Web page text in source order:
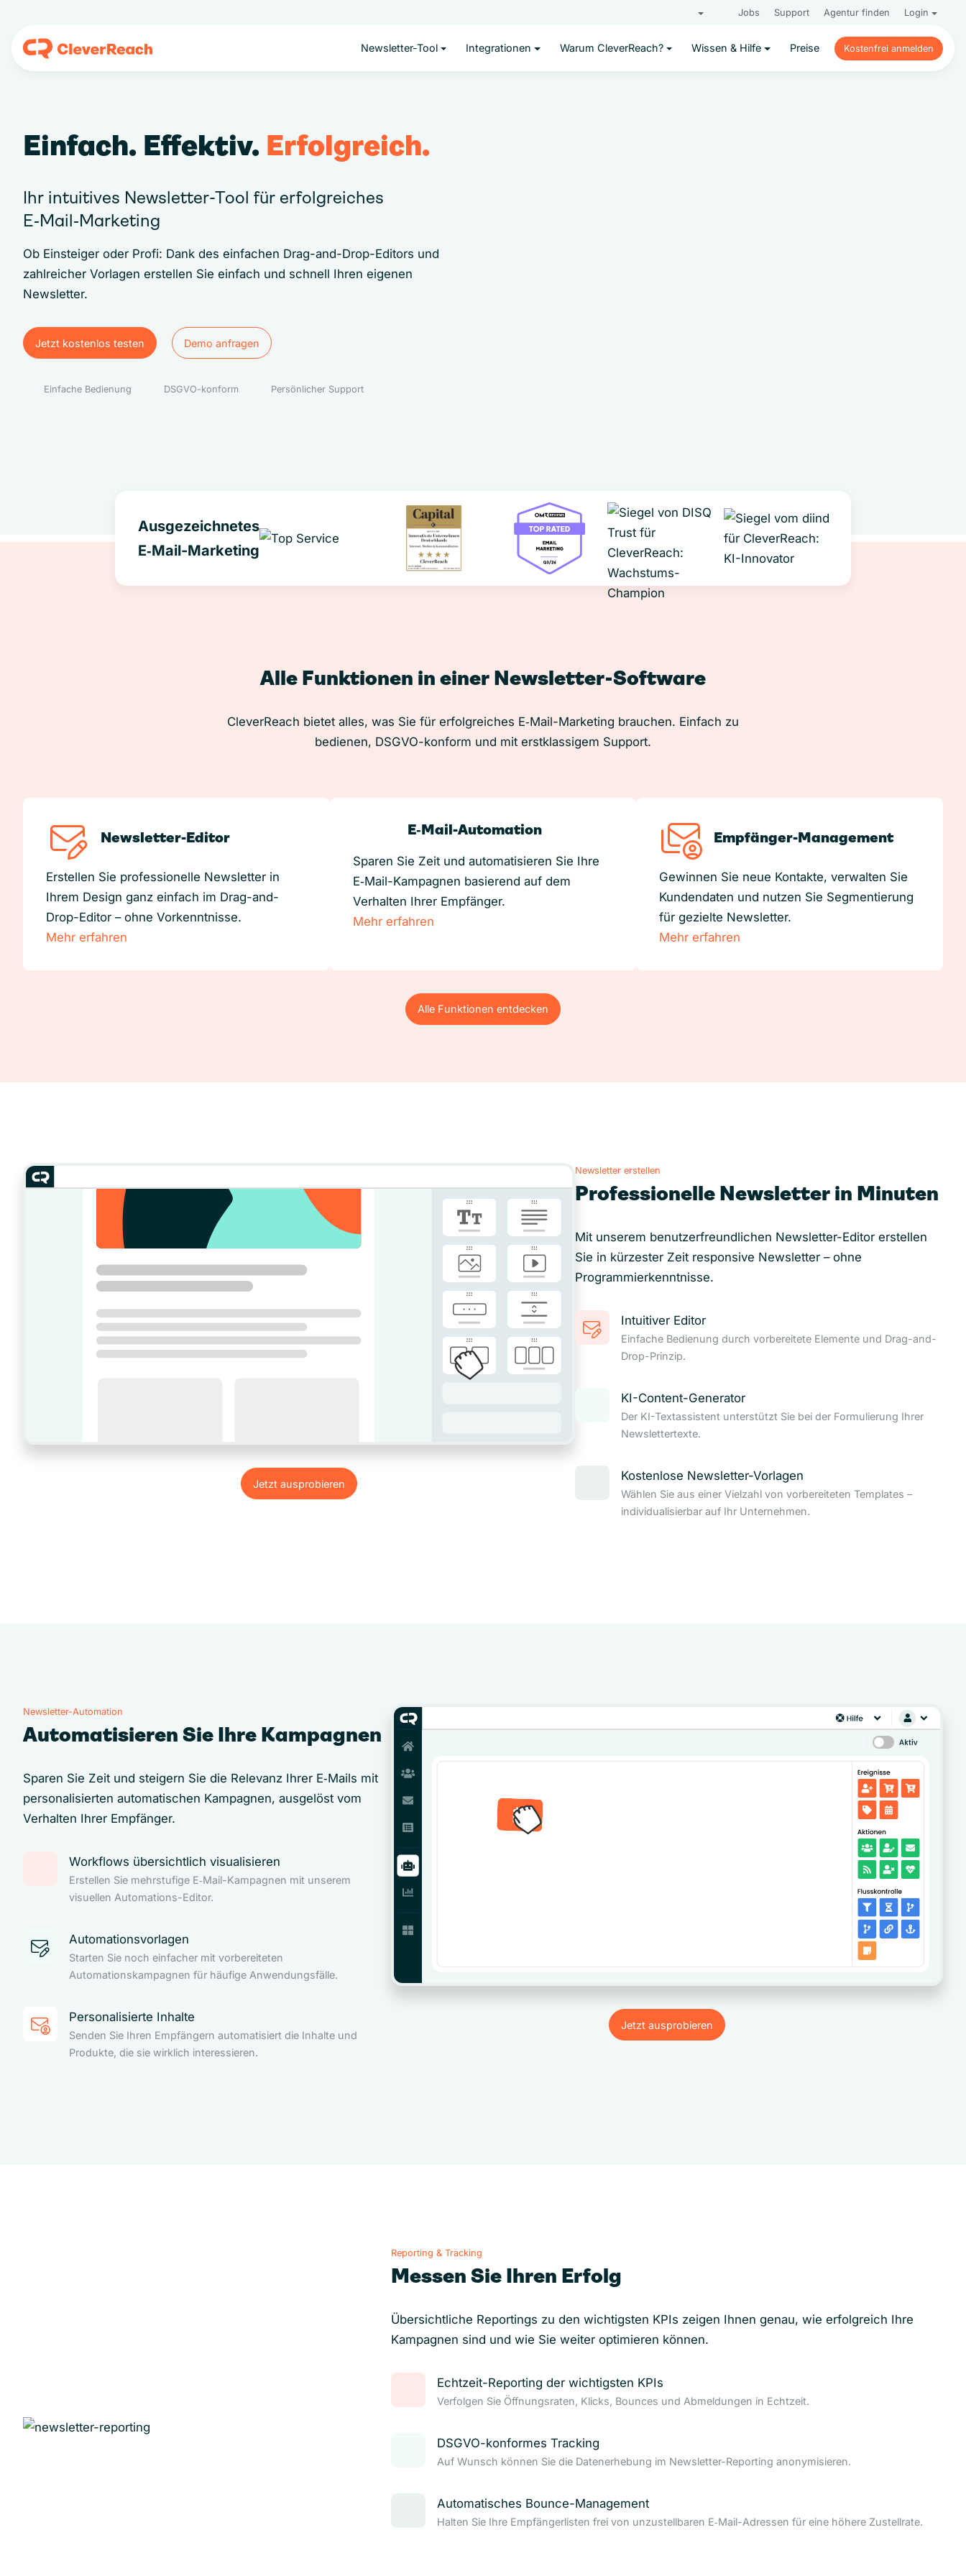
Jobs Support Agentur finden Login
Newsletter-Tool Integrationen Warum CleverReach? Wissen & Hilfe Preise
Kostenfrei anmelden
Kostenfrei anmelden
Einfach. Effektiv. Erfolgreich.
Ihr intuitives Newsletter-Tool für erfolgreiches
E‑Mail‑Marketing
Ob Einsteiger oder Profi: Dank des einfachen Drag-and-Drop-Editors und
zahlreicher Vorlagen erstellen Sie einfach und schnell Ihren eigenen
Newsletter.
Jetzt kostenlos testen
Jetzt kostenlos testen
Demo anfragen
Demo anfragen
Einfache Bedienung DSGVO-konform Persönlicher Support
Ausgezeichnetes
E‑Mail-Marketing
Alle Funktionen in einer Newsletter-Software
CleverReach bietet alles, was Sie für erfolgreiches E‑Mail-Marketing brauchen. Einfach zu
bedienen, DSGVO-konform und mit erstklassigem Support.
Newsletter-Editor
Erstellen Sie professionelle Newsletter in
Ihrem Design ganz einfach im Drag-and-
Drop-Editor – ohne Vorkenntnisse.
Mehr erfahren
E‑Mail-Automation
Sparen Sie Zeit und automatisieren Sie Ihre
E‑Mail-Kampagnen basierend auf dem
Verhalten Ihrer Empfänger.
Mehr erfahren
Empfänger-Management
Gewinnen Sie neue Kontakte, verwalten Sie
Kundendaten und nutzen Sie Segmentierung
für gezielte Newsletter.
Mehr erfahren
Alle Funktionen entdecken
Alle Funktionen entdecken
Jetzt ausprobieren
Jetzt ausprobieren
Newsletter erstellen
Professionelle Newsletter in Minuten
Mit unserem benutzerfreundlichen Newsletter-Editor erstellen
Sie in kürzester Zeit responsive Newsletter – ohne
Programmierkenntnisse.
Intuitiver Editor
Einfache Bedienung durch vorbereitete Elemente und Drag-and-
Drop-Prinzip.
KI-Content-Generator
Der KI-Textassistent unterstützt Sie bei der Formulierung Ihrer
Newslettertexte.
Kostenlose Newsletter-Vorlagen
Wählen Sie aus einer Vielzahl von vorbereiteten Templates –
individualisierbar auf Ihr Unternehmen.
Newsletter-Automation
Automatisieren Sie Ihre Kampagnen
Sparen Sie Zeit und steigern Sie die Relevanz Ihrer E‑Mails mit
personalisierten automatischen Kampagnen, ausgelöst vom
Verhalten Ihrer Empfänger.
Workflows übersichtlich visualisieren
Erstellen Sie mehrstufige E‑Mail-Kampagnen mit unserem
visuellen Automations-Editor.
Automationsvorlagen
Starten Sie noch einfacher mit vorbereiteten
Automationskampagnen für häufige Anwendungsfälle.
Personalisierte Inhalte
Senden Sie Ihren Empfängern automatisiert die Inhalte und
Produkte, die sie wirklich interessieren.
Jetzt ausprobieren
Jetzt ausprobieren
Reporting & Tracking
Messen Sie Ihren Erfolg
Übersichtliche Reportings zu den wichtigsten KPIs zeigen Ihnen genau, wie erfolgreich Ihre
Kampagnen sind und wie Sie weiter optimieren können.
Echtzeit-Reporting der wichtigsten KPIs
Verfolgen Sie Öffnungsraten, Klicks, Bounces und Abmeldungen in Echtzeit.
DSGVO-konformes Tracking
Auf Wunsch können Sie die Datenerhebung im Newsletter-Reporting anonymisieren.
Automatisches Bounce-Management
Halten Sie Ihre Empfängerlisten frei von unzustellbaren E‑Mail-Adressen für eine höhere Zustellrate.